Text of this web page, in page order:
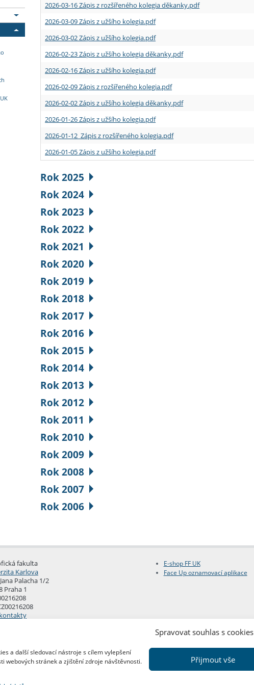
Spravovat souhlas s cookies
a další sledovací nástroje s cílem vylepšení
webových stránek a zjištění zdroje návštěvnosti.
Přijmout vše
2026-03-16 Zápis z rozšířeného kolegia děkanky.pdf
2026-03-09 Zápis z užšího kolegia.pdf
2026-03-02 Zápis z užšího kolegia.pdf
2026-02-23 Zápis z užšího kolegia děkanky.pdf
2026-02-16 Zápis z užšího kolegia.pdf
2026-02-09 Zápis z rozšířeného kolegia.pdf
2026-02-02 Zápis z užšího kolegia děkanky.pdf
2026-01-26 Zápis z užšího kolegia.pdf
2026-01-12 Zápis z rozšířeného kolegia.pdf
2026-01-05 Zápis z užšího kolegia.pdf
Rok 2025
Rok 2024
Rok 2023
Rok 2022
Rok 2021
Rok 2020
Rok 2019
Rok 2018
Rok 2017
Rok 2016
Rok 2015
Rok 2014
Rok 2013
Rok 2012
Rok 2011
Rok 2010
Rok 2009
Rok 2008
Rok 2007
Rok 2006
fakulta
Karlova
Palacha 1/2
Praha 1
E-shop FF UK
Face Up oznamovací aplikace